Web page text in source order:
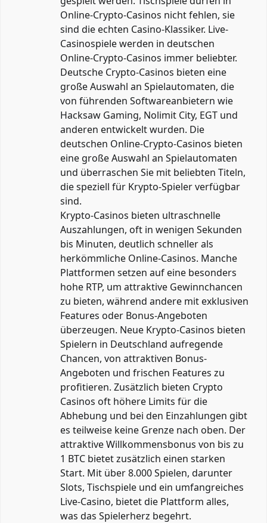
Online-Crypto-Casinos nicht fehlen, sie
sind die echten Casino-Klassiker. Live-
Casinospiele werden in deutschen
Online-Crypto-Casinos immer beliebter.
Deutsche Crypto-Casinos bieten eine
große Auswahl an Spielautomaten, die
von führenden Softwareanbietern wie
Hacksaw Gaming, Nolimit City, EGT und
anderen entwickelt wurden. Die
deutschen Online-Crypto-Casinos bieten
eine große Auswahl an Spielautomaten
und überraschen Sie mit beliebten Titeln,
die speziell für Krypto-Spieler verfügbar
sind.
Krypto-Casinos bieten ultraschnelle
Auszahlungen, oft in wenigen Sekunden
bis Minuten, deutlich schneller als
herkömmliche Online-Casinos. Manche
Plattformen setzen auf eine besonders
hohe RTP, um attraktive Gewinnchancen
zu bieten, während andere mit exklusiven
Features oder Bonus-Angeboten
überzeugen. Neue Krypto-Casinos bieten
Spielern in Deutschland aufregende
Chancen, von attraktiven Bonus-
Angeboten und frischen Features zu
profitieren. Zusätzlich bieten Crypto
Casinos oft höhere Limits für die
Abhebung und bei den Einzahlungen gibt
es teilweise keine Grenze nach oben. Der
attraktive Willkommensbonus von bis zu
1 BTC bietet zusätzlich einen starken
Start. Mit über 8.000 Spielen, darunter
Slots, Tischspiele und ein umfangreiches
Live-Casino, bietet die Plattform alles,
was das Spielerherz begehrt.